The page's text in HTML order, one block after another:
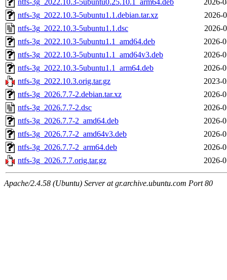
ntfs-3g_2022.10.3-5ubuntu0.25.10.1_arm64.deb
2026-
ntfs-3g_2022.10.3-5ubuntu1.1.debian.tar.xz
2026-
ntfs-3g_2022.10.3-5ubuntu1.1.dsc
2026-
ntfs-3g_2022.10.3-5ubuntu1.1_amd64.deb
2026-
ntfs-3g_2022.10.3-5ubuntu1.1_amd64v3.deb
2026-
ntfs-3g_2022.10.3-5ubuntu1.1_arm64.deb
2026-
ntfs-3g_2022.10.3.orig.tar.gz
2023-
ntfs-3g_2026.7.7-2.debian.tar.xz
2026-
ntfs-3g_2026.7.7-2.dsc
2026-
ntfs-3g_2026.7.7-2_amd64.deb
2026-
ntfs-3g_2026.7.7-2_amd64v3.deb
2026-
ntfs-3g_2026.7.7-2_arm64.deb
2026-
ntfs-3g_2026.7.7.orig.tar.gz
2026-
Apache/2.4.58 (Ubuntu) Server at gr.archive.ubuntu.com Port 80